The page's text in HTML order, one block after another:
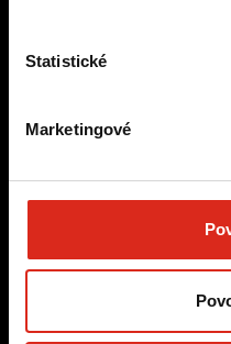
Statistické
Marketingové
promyšlených
Webové stránky
CRO
E-mailing